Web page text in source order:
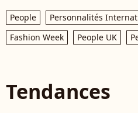
People Personnalités
Fashion Week
People UK
Tendances